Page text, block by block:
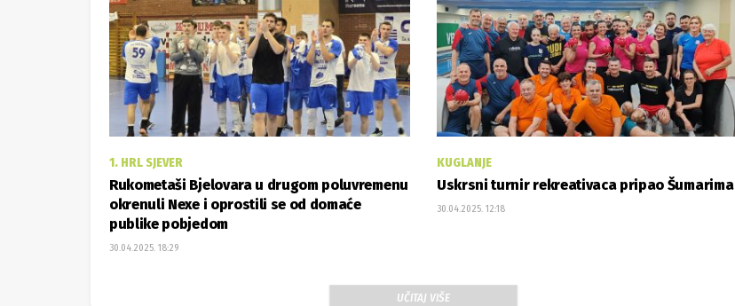
1. HRL SJEVER
Rukometaši Bjelovara u drugom poluvremenu
okrenuli Nexe i oprostili se od domaće
publike pobjedom
30.04.2025. 18:29
KUGLANJE
Uskrsni turnir rekreativaca pripao Šumarima
30.04.2025. 12:18
UČITAJ VIŠE